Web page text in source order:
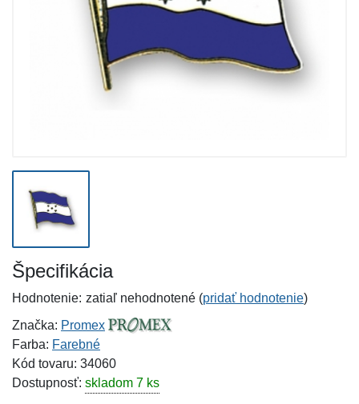
Špecifikácia
Hodnotenie: zatiaľ nehodnotené (pridať hodnotenie)
Značka: Promex
Farba: Farebné
Kód tovaru: 34060
Dostupnosť: skladom 7 ks